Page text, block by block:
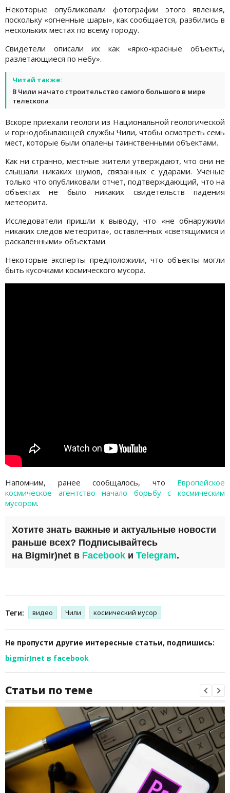
Некоторые опубликовали фотографии этого явления,
поскольку «огненные шары», как сообщается, разбились в
нескольких местах по всему городу.
Свидетели описали их как «ярко-красные объекты,
разлетающиеся по небу».
Читай также:
В Чили начато строительство самого большого в мире
телескопа
Вскоре приехали геологи из Национальной геологической
и горнодобывающей службы Чили, чтобы осмотреть семь
мест, которые были опалены таинственными объектами.
Как ни странно, местные жители утверждают, что они не
слышали никаких шумов, связанных с ударами. Ученые
только что опубликовали отчет, подтверждающий, что на
объектах не было никаких свидетельств падения
метеорита.
Исследователи пришли к выводу, что «не обнаружили
никаких следов метеорита», оставленных «светящимися и
раскаленными» объектами.
Некоторые эксперты предположили, что объекты могли
быть кусочками космического мусора.
Напомним, ранее сообщалось, что Европейское
космическое агентство начало борьбу с космическим
мусором.
Хотите знать важные и актуальные новости
раньше всех? Подписывайтесь
на Bigmir)net в Facebook и Telegram.
Теги: видео Чили космический мусор
Не пропусти другие интересные статьи, подпишись:
bigmir)net в facebook
Статьи по теме